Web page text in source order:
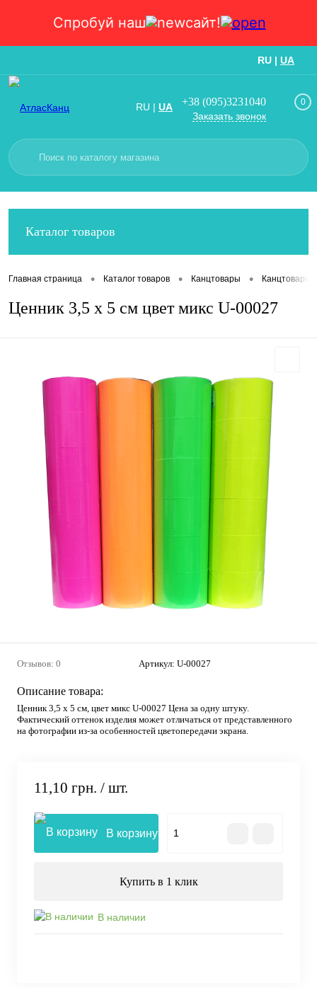
Спробуй наш сайт!
RU | UA
RU | UA +38 (095)3231040
Заказать звонок
0
Каталог товаров
Главная страница • Каталог товаров • Канцтовары • Канцтовары
Ценник 3,5 х 5 см цвет микс U-00027
Отзывов: 0 Артикул: U-00027
Описание товара:
Ценник 3,5 х 5 см, цвет микс U-00027 Цена за одну штуку.
Фактический оттенок изделия может отличаться от представленного
на фотографии из-за особенностей цветопередачи экрана.
11,10 грн. / шт.
В корзину
Купить в 1 клик
В наличии